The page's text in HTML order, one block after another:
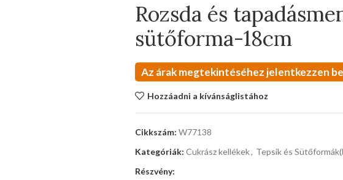
Rozsda és
sütőforma-18cm
Az árak megtekintéséhez jelentkezzen be
Hozzáadni a kívánságlistához
Cikkszám: W77138
Kategóriák: Cukrász kellékek, Tepsik és
Részvény: